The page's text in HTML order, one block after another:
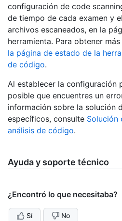
configuración de code
de tiempo de cada examen y
archivos escaneados, en la
herramienta. Para obtener
la página de estado de la
de código.
Al establecer la configuración
posible que encuentres un
información sobre la solución
específicos, consulte Solución
análisis de código.
Ayuda y soporte técnico
¿Encontró lo que necesitaba?
Sí No